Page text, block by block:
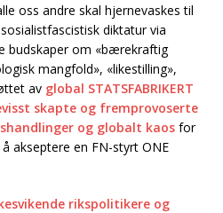
oss andre skal hjernevaskes til
diktatur via
budskaper om «bærekraftig
mangfold», «likestilling»,
av global STATSFABRIKERT
skapte og fremprovoserte
og globalt kaos for
akseptere en FN-styrt ONE
rikspolitikere og